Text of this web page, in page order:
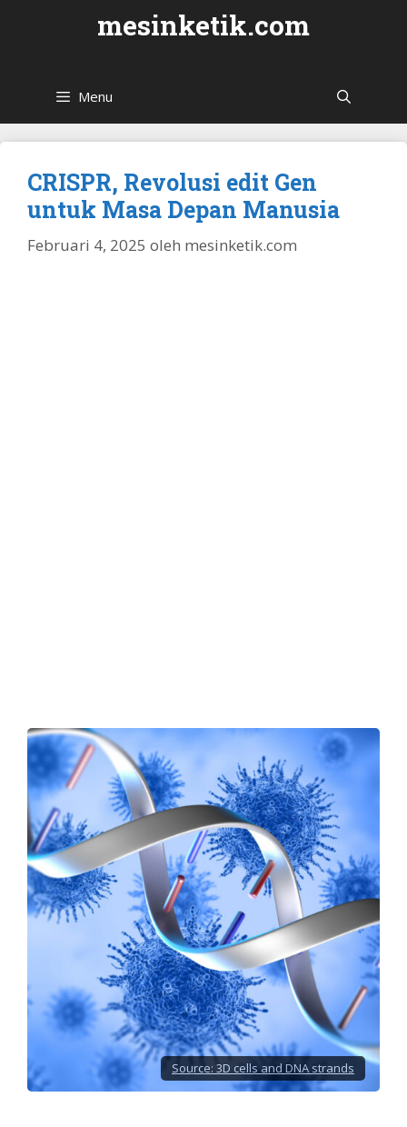
mesinketik.com
Menu
CRISPR, Revolusi edit Gen
untuk Masa Depan Manusia
Februari 4, 2025 oleh mesinketik.com
Source: 3D cells and DNA strands